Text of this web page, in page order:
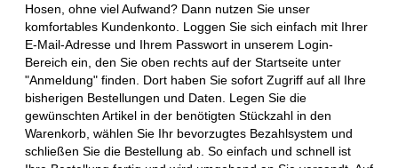
Hosen, ohne viel Aufwand? Dann nutzen Sie unser
komfortables Kundenkonto. Loggen Sie sich einfach mit Ihrer
E-Mail-Adresse und Ihrem Passwort in unserem Login-
Bereich ein, den Sie oben rechts auf der Startseite unter
"Anmeldung" finden. Dort haben Sie sofort Zugriff auf all Ihre
bisherigen Bestellungen und Daten. Legen Sie die
gewünschten Artikel in der benötigten Stückzahl in den
Warenkorb, wählen Sie Ihr bevorzugtes Bezahlsystem und
schließen Sie die Bestellung ab. So einfach und schnell ist